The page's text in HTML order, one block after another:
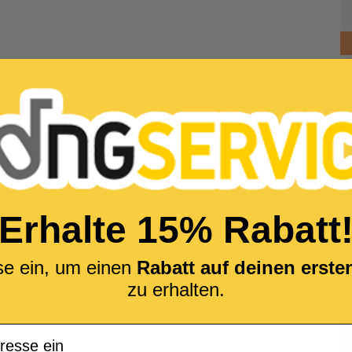
15% Rabatt!
ein, um einen Rabatt auf deinen
zu erhalten.